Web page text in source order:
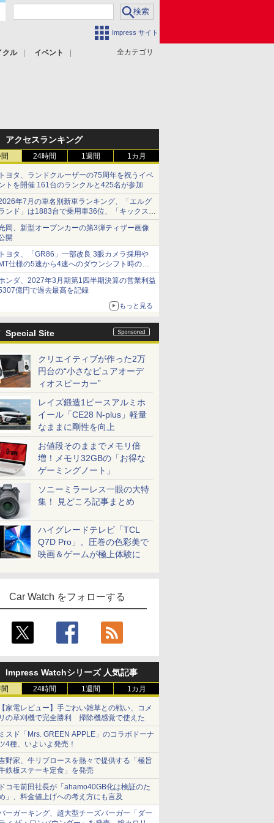
Impress サイト
全カテゴリ
クル
イベント
アクセスランキング
24時間 1週間 1カ月
トヨタ、ランドクルーザーの75周年を祝うイベ
トを開催 161台のランクルと425名が参加
年7月の車名別新車ランキング、「エルグ
ンド」は1883台で乗用車36位、「キックス」
2591台で27位に
岡、新型オープンカーの第3弾ティザー画像
開
トヨタ、「GR86」一部改良 3眼カメラ採用や
MT仕様の5速から4速へのダウンシフト時の操
性向上など
ンダ、2027年3月期第1四半期決算の営業利益
億円で過去最高を記録
もっと見る
Special Site
クリエイティブが作った2万
円台の“小さなピュアオーデ
ィオスピーカー”
レイズ鍛造1ピースアルミホ
イール「CE28 N-plus」軽量
なままに剛性を向上
お値段そのままでメモリ倍
増！メモリ32GBの「お得な
ゲーミングノート」
ソニーミラーレス一眼の大特
集！ 見どころ記事まとめ
ハイグレードテレビ「TCL
Q7D Pro」。圧巻の色彩美で
映画＆ゲームが極上体験に
Car Watch をフォローする
Impress Watchシリーズ 人気記事
24時間 1週間 1カ月
【家電レビュー】手ごわい雑草との戦い、コメ
リの草刈機で完全勝利 掃除機感覚で使えた
ミスド「Mrs. GREEN APPLE」のコラボドーナ
4種、いよいよ発売！
野家、牛リブロースを熱々で提供する「極旨
鉄板ステーキ定食」を発売
ドコモ前田社長が「ahamo40GB化は検証のた
」、料金値上げへの考え方にも言及
ーガーキング、超大型チーズバーガー「ダー